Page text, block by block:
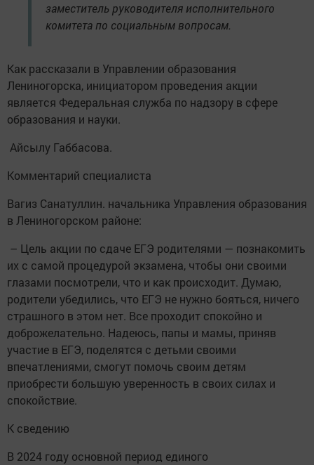
заместитель руководителя исполнительного
комитета по социальным вопросам.
Как рассказали в Управлении образования
Лениногорска, инициатором проведения акции
является Федеральная служба по надзору в сфере
образования и науки.
Айсылу Габбасова.
Комментарий специалиста
Вагиз Санатуллин. начальника Управления образования
в Лениногорском районе:
– Цель акции по сдаче ЕГЭ родителями — познакомить
их с самой процедурой экзамена, чтобы они своими
глазами посмотрели, что и как происходит. Думаю,
родители убедились, что ЕГЭ не нужно бояться, ничего
страшного в этом нет. Все проходит спокойно и
доброжелательно. Надеюсь, папы и мамы, приняв
участие в ЕГЭ, поделятся с детьми своими
впечатлениями, смогут помочь своим детям
приобрести большую уверенность в своих силах и
спокойствие.
К сведению
В 2024 году основной период единого